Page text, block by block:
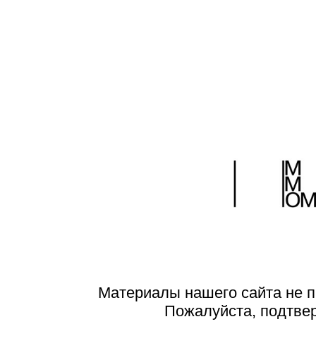
Материалы нашего сайта не
Пожалуйста,